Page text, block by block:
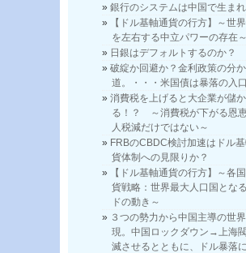
銀行のシステムは中国で生まれ
【ドル基軸通貨の行方】～世
を左右する中立パワーの存在
日銀はデフォルトするのか？
破綻か回避か？金利政策の分
道。・・・米国債は暴落の入
消費税を上げると大企業が儲か
る！？ ～消費税が下がる恩
人税減だけではない～
FRBのCBDC検討加速はドル
貨体制への見限りか？
【ドル基軸通貨の行方】～各
貨戦略：世界最大人口国とな
ドの動き～
３つの勢力から中国主導の世
現。中国ロックダウン→上海
滅させるとともに、ドル暴落